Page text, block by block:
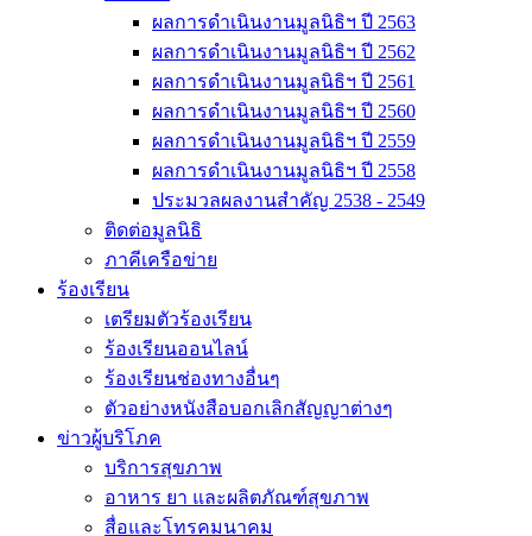
ผลการดำเนินงานมูลนิธิฯ ปี 2563
ผลการดำเนินงานมูลนิธิฯ ปี 2562
ผลการดำเนินงานมูลนิธิฯ ปี 2561
ผลการดำเนินงานมูลนิธิฯ ปี 2560
ผลการดำเนินงานมูลนิธิฯ ปี 2559
ผลการดำเนินงานมูลนิธิฯ ปี 2558
ประมวลผลงานสำคัญ 2538 - 2549
ติดต่อมูลนิธิ
ภาคีเครือข่าย
ร้องเรียน
เตรียมตัวร้องเรียน
ร้องเรียนออนไลน์
ร้องเรียนช่องทางอื่นๆ
ตัวอย่างหนังสือบอกเลิกสัญญาต่างๆ
ข่าวผู้บริโภค
บริการสุขภาพ
อาหาร ยา และผลิตภัณฑ์สุขภาพ
สื่อและโทรคมนาคม